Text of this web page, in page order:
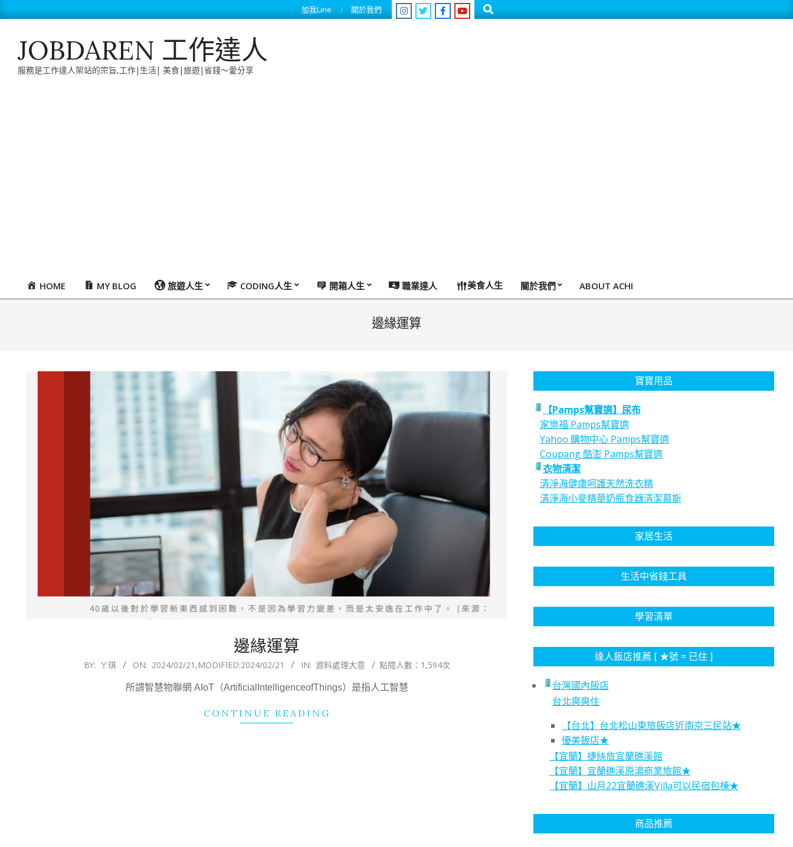
to
加我Line 關於我們 Search
JOBDAREN 工作達人
服務是工作達人架站的宗旨,工作|生活| 美食|旅遊|省錢～愛分享
PrimaryHOME MY BLOG 旅遊人生 CODING人生 開箱人生 職業達人 美食人生 關於我們 ABOUT ACHI
邊緣運算
邊緣運算
BY: ㄚ琪 ON: 2024/02/21 ,MODIFIED:2024/02/21 IN: 資料處理大意 點閱人數：1,594次
所謂智慧物聯網 AIoT（ArtificialIntelligenceofThings）是指人工智慧
CONTINUE READING
寶寶用品
【Pamps幫寶適】尿布
家樂福 Pamps幫寶適
Yahoo 購物中心 Pamps幫寶適
Coupang 酷澎 Pamps幫寶適
衣物清潔
清淨海健康呵護天然洗衣精
清淨海小麥精華奶瓶食器清潔慕斯
家居生活
生活中省錢工具
學習清單
達人飯店推薦 [ ★號 = 已住 ]
台灣國內飯店
台北爽爽住
【台北】台北松山東旅飯店近南京三民站★
優美飯店★
【宜蘭】捷絲旅宜蘭礁溪館
【宜蘭】宜蘭礁溪原湯商業旅館★
【宜蘭】山月22宜蘭礁溪Villa可以民宿包棟★
商品推薦